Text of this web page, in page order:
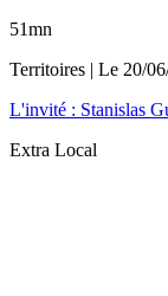
51mn
Territoires | Le 20/
L'invité : Stanislas
Extra Local